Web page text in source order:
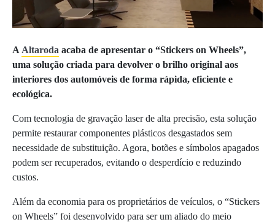
A Altaroda acaba de apresentar o “Stickers on Wheels”,
uma solução criada para devolver o brilho original aos
interiores dos automóveis de forma rápida, eficiente e
ecológica.
Com tecnologia de gravação laser de alta precisão, esta solução
permite restaurar componentes plásticos desgastados sem
necessidade de substituição. Agora, botões e símbolos apagados
podem ser recuperados, evitando o desperdício e reduzindo
custos.
Além da economia para os proprietários de veículos, o “Stickers
on Wheels” foi desenvolvido para ser um aliado do meio